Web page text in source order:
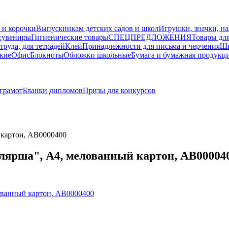
корочкиВыпускникам детских садов и школИгрушки, значки,
Гигиенические товарыСПЕЦПРЕДЛОЖЕНИЯТовары
для тетрадейКлейПринадлежности для письма и черчения
ОфисБлокнотыОбложки школьныеБумага и бумажная
Бланки дипломовПризы для конкурсов
AB0000400
А4, мелованный картон,